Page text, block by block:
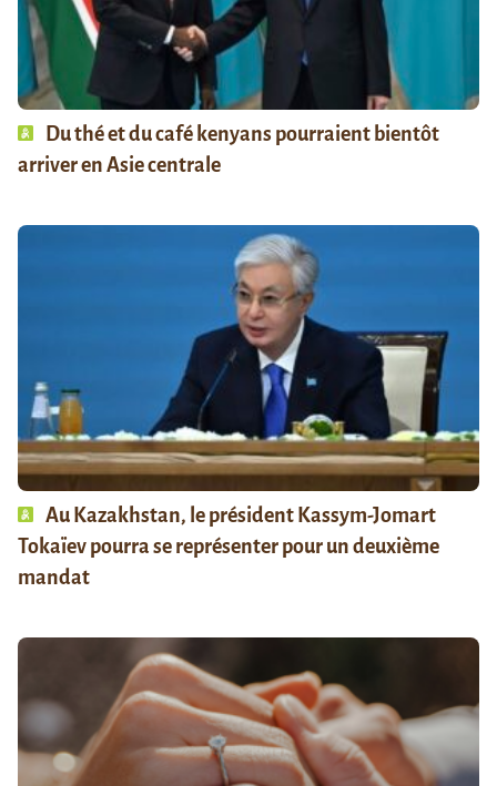
Du thé et du café kenyans pourraient bientôt
arriver en Asie centrale
Au Kazakhstan, le président Kassym-Jomart
Tokaïev pourra se représenter pour un deuxième
mandat